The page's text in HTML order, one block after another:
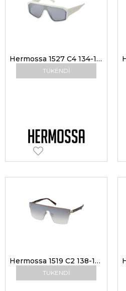
TÜKENDI
Hermossa 1527 C4 134-145 Unisex Güneş Gözlükleri
TÜKENDI
Hermossa 1519 C2 138-145 Kadın Güneş Gözlükleri